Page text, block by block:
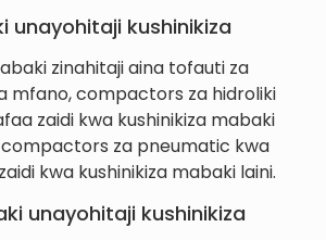
unayohitaji kushinikiza
zinahitaji aina tofauti za
mfano, compactors za hidroliki
zaidi kwa kushinikiza mabaki
za pneumatic kwa
kwa kushinikiza mabaki laini.
unayohitaji kushinikiza